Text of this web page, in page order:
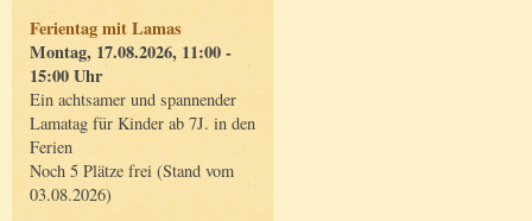
Ferientag mit Lamas
Montag, 17.08.2026, 11:00 -
15:00 Uhr
Ein achtsamer und spannender
Lamatag für Kinder ab 7J. in den
Ferien
Noch 5 Plätze frei (Stand vom
03.08.2026)